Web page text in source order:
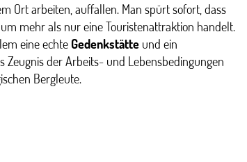
Ort arbeiten, auffallen. Man spürt sofort, dass
mehr als nur eine Touristenattraktion handelt.
eine echte Gedenkstätte und ein
Zeugnis der Arbeits- und Lebensbedingungen
Bergleute.